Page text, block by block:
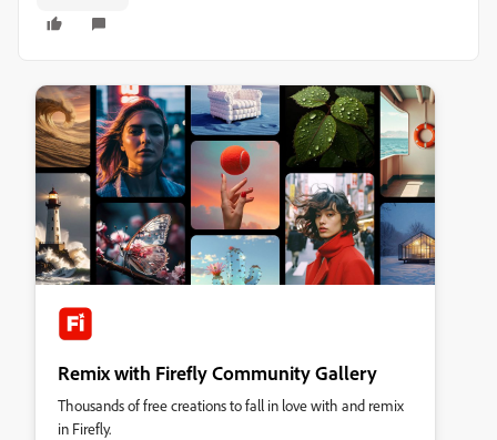
Remix with Firefly Community Gallery
Thousands of free creations to fall in love with and remix
in Firefly.